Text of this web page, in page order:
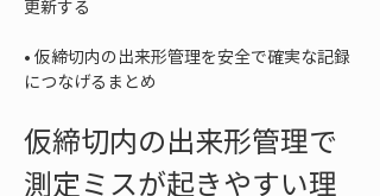
• 仮締切内の出来形管理を安全で確実な記録
につなげるまとめ
仮締切内の出来形管理で
測定ミスが起きやすい理